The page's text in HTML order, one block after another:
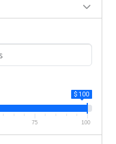
$ 100
75 100